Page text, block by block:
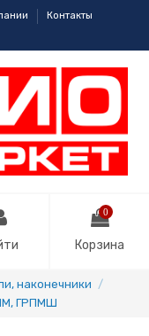
Контакты
0
Корзина
наконечники
ГРПМШ